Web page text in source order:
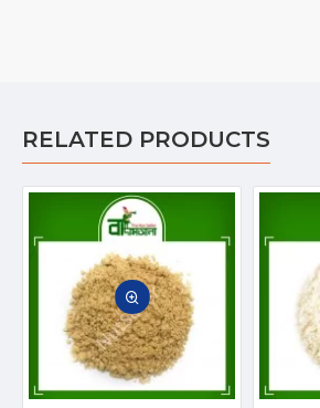
RELATED PRODUCTS